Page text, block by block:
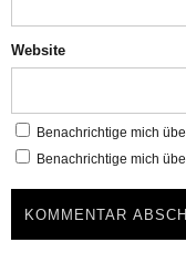
Website
Benachrichtige mich
Benachrichtige mich